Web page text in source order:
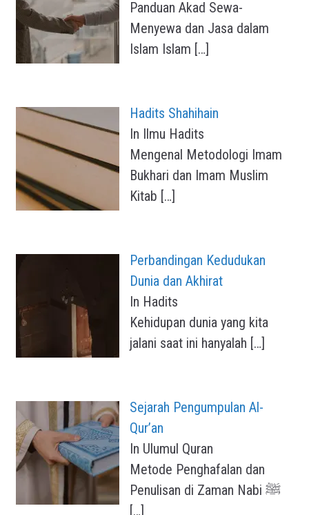
Panduan Akad Sewa-
Menyewa dan Jasa dalam
Islam Islam […]
Hadits Shahihain
In Ilmu Hadits
Mengenal Metodologi Imam
Bukhari dan Imam Muslim
Kitab […]
Perbandingan Kedudukan
Dunia dan Akhirat
In Hadits
Kehidupan dunia yang kita
jalani saat ini hanyalah […]
Sejarah Pengumpulan Al-
Qur’an
In Ulumul Quran
Metode Penghafalan dan
Penulisan di Zaman Nabi ﷺ
[…]